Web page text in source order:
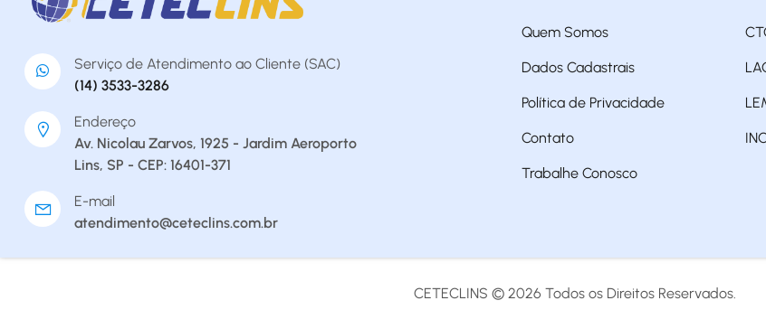
Serviço de Atendimento ao Cliente (SAC)
(14) 3533-3286
Endereço
Av. Nicolau Zarvos, 1925 - Jardim Aeroporto
Lins, SP - CEP: 16401-371
E-mail
atendimento@ceteclins.com.br
Quem Somos
Dados Cadastrais
Política de Privacidade
Contato
Trabalhe Conosco
CETECLINS © 2026 Todos os Direitos Reservados.